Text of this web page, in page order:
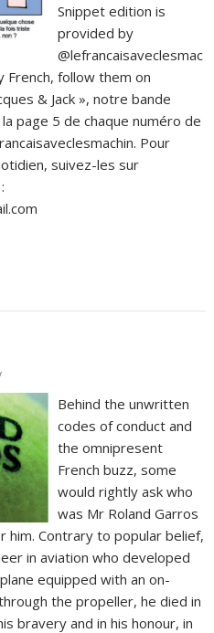
Snippet edition is
provided by
@lefrancaisaveclesmac
French, follow them on
& Jack », notre bande
page 5 de chaque numéro de
Pour
suivez-les sur
Behind the unwritten
codes of conduct and
the omnipresent
French buzz, some
would rightly ask who
was Mr Roland Garros
him. Contrary to popular belief,
in aviation who developed
equipped with an on-
the propeller, he died in
bravery and in his honour, in